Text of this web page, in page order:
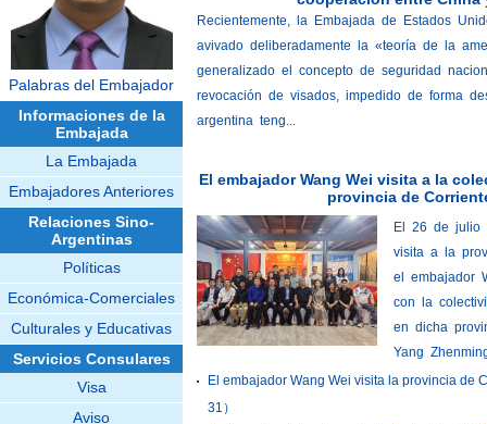
Palabras del Embajador
Informaciones de la
Embajada
La Embajada
Embajadores Anteriores
Relaciones Sino-
Argentinas
Políticas
Económica-Comerciales
Culturales y Educativas
Servicios Consulares
Visa
Aviso
Recientemente, la Embajada de Estados
avivado deliberadamente la «teoría de la
generalizado el concepto de seguridad
revocación de visados, impedido de forma
argentina teng...
El embajador Wang Wei visita a la
provincia de
El 26 de julio
visita a la
el embajador
con la
en dicha
Yang
Cámara de Comercio China en Corrientes, el
El embajador Wang Wei visita la provincia de
31）